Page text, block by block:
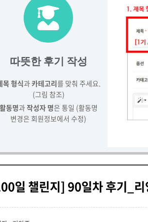
따뜻한 후기 작성
목 형식과카테고리를 맞춰 주세요.
(그림 참조)
활동명과작성자 명은 통일 (활동명
변경은 회원정보에서 수정)
일 챌린지] 90일차 후기_리